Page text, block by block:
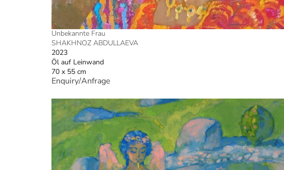
Unbekannte Frau
SHAKHNOZ ABDULLAEVA
2023
Öl auf Leinwand
70 x 55 cm
Enquiry/Anfrage